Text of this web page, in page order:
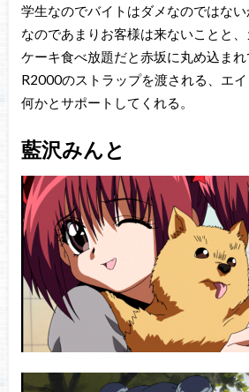
学生なのでバイトはダメなのではな
なのであまりお客様は来ないことと
ケーキ食べ放題だと赤坂に丸め込ま
R2000のストラップを渡される、エ
何かとサポートしてくれる。
藍沢みんと